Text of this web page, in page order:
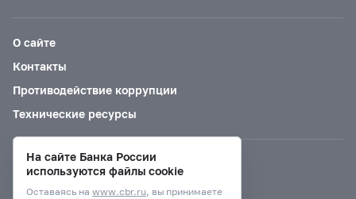
О сайте
Контакты
Противодействие коррупции
Технические ресурсы
Версия для слабовидящих
На сайте Банка России
используются файлы cookie
Оставаясь на www.cbr.ru, вы принимаете